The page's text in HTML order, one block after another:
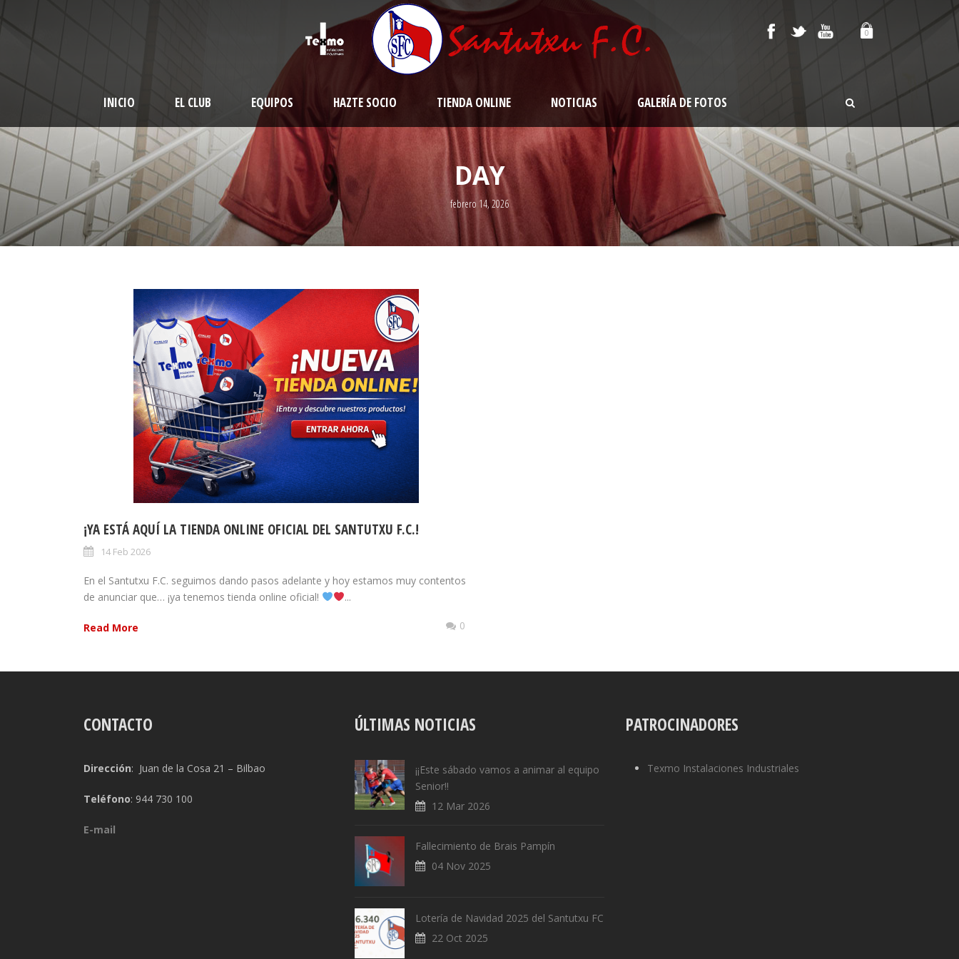
0
INICIO EL CLUB EQUIPOS HAZTE SOCIO TIENDA ONLINE NOTICIAS GALERÍA DE FOTOS
DAY
febrero 14, 2026
¡YA ESTÁ AQUÍ LA TIENDA ONLINE OFICIAL DEL SANTUTXU F.C.!
14 Feb 2026
En el Santutxu F.C. seguimos dando pasos adelante y hoy estamos muy contentos
de anunciar que… ¡ya tenemos tienda online oficial!
...
Read More 0
CONTACTO
Dirección: Juan de la Cosa 21 – Bilbao
Teléfono: 944 730 100
E-mail
ÚLTIMAS NOTICIAS
¡¡Este sábado vamos a animar al equipo
Senior!!
12 Mar 2026
Fallecimiento de Brais Pampín
04 Nov 2025
Lotería de Navidad 2025 del Santutxu FC
22 Oct 2025
PATROCINADORES
Texmo Instalaciones Industriales